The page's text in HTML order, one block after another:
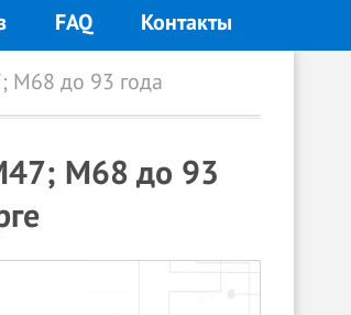
FAQ Контакты
М68 до 93 года
М68 до 93